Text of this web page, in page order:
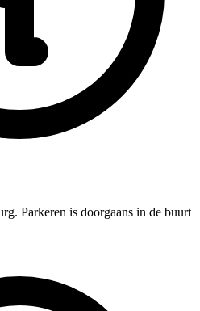
Parkeren is doorgaans in de buurt